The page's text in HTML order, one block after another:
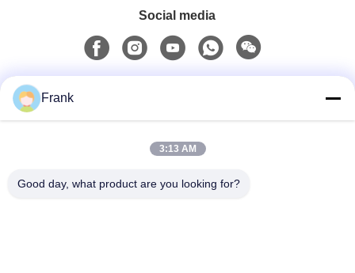
Social media
0086-13711630819
Frank
3:13 AM
Good day, what product are you looking for?